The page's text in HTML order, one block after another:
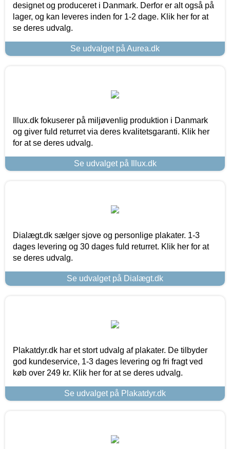
designet og produceret i Danmark. Derfor er alt også på
lager, og kan leveres inden for 1-2 dage. Klik her for at
se deres udvalg.
Se udvalget på Aurea.dk
Illux.dk fokuserer på miljøvenlig produktion i Danmark
og giver fuld returret via deres kvalitetsgaranti. Klik her
for at se deres udvalg.
Se udvalget på Illux.dk
Dialægt.dk sælger sjove og personlige plakater. 1-3
dages levering og 30 dages fuld returret. Klik her for at
se deres udvalg.
Se udvalget på Dialægt.dk
Plakatdyr.dk har et stort udvalg af plakater. De tilbyder
god kundeservice, 1-3 dages levering og fri fragt ved
køb over 249 kr. Klik her for at se deres udvalg.
Se udvalget på Plakatdyr.dk